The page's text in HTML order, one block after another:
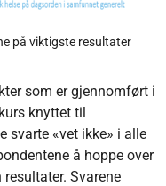
på viktigste resultater
som er gjennomført i
knyttet til
svarte «vet ikke» i alle
å hoppe over
Svarene